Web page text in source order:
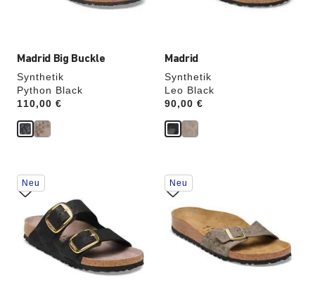
Madrid Big Buckle
Synthetik
Python Black
Price:
110,00 €
Madrid
Synthetik
Leo Black
Price:
90,00 €
Durch
Anklicken
der
Farben
werden
die
Produktbilder
aktualisiert.
Neu
Durch
Anklicken
der
Farben
werden
die
Produktbilder
Neu